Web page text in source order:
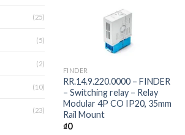
(25)
(5)
(2)
(10)
(23)
FINDER
RR.14.9.220.0000 – FINDER
– Switching relay – Relay
Modular 4P CO IP20, 35mm
Rail Mount
₫0